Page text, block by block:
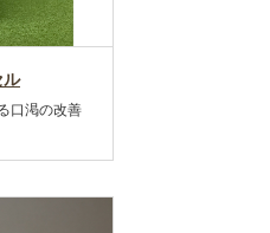
ル
口渇の改善